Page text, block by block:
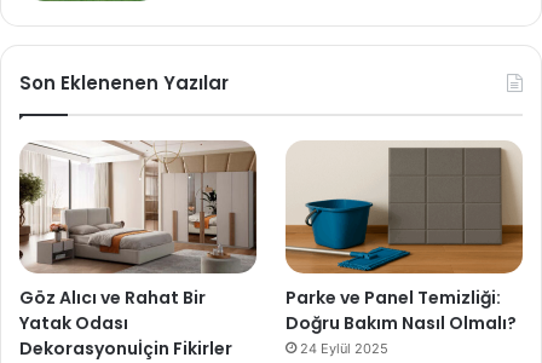
Son Eklenenen Yazılar
Göz Alıcı ve Rahat Bir
Yatak Odası
Dekorasyonuİçin Fikirler
Parke ve Panel Temizliği:
Doğru Bakım Nasıl Olmalı?
24 Eylül 2025